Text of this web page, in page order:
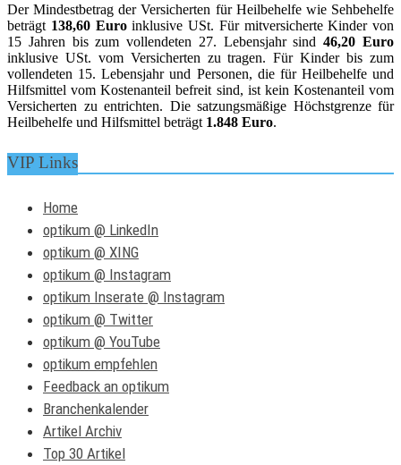
Der Mindestbetrag der Versicherten für Heilbehelfe wie Sehbehelfe
beträgt 138,60 Euroinklusive USt. Für mitversicherte Kinder von
15 Jahren bis zum vollendeten 27. Lebensjahr sind46,20 Euro
inklusive USt. vom Versicherten zu tragen. Für Kinder bis zum
vollendeten 15. Lebensjahr und Personen, die für Heilbehelfe und
Hilfsmittel vom Kostenanteil befreit sind, ist kein Kostenanteil vom
Versicherten zu entrichten. Die satzungsmäßige Höchstgrenze für
Heilbehelfe und Hilfsmittel beträgt 1.848 Euro.
VIP Links
Home
optikum @ LinkedIn
optikum @ XING
optikum @ Instagram
optikum Inserate @ Instagram
optikum @ Twitter
optikum @ YouTube
optikum empfehlen
Feedback an optikum
Branchenkalender
Artikel Archiv
Top 30 Artikel